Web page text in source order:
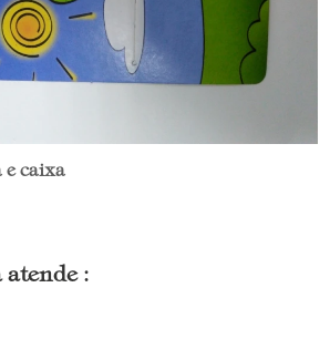
e caixa
atende :